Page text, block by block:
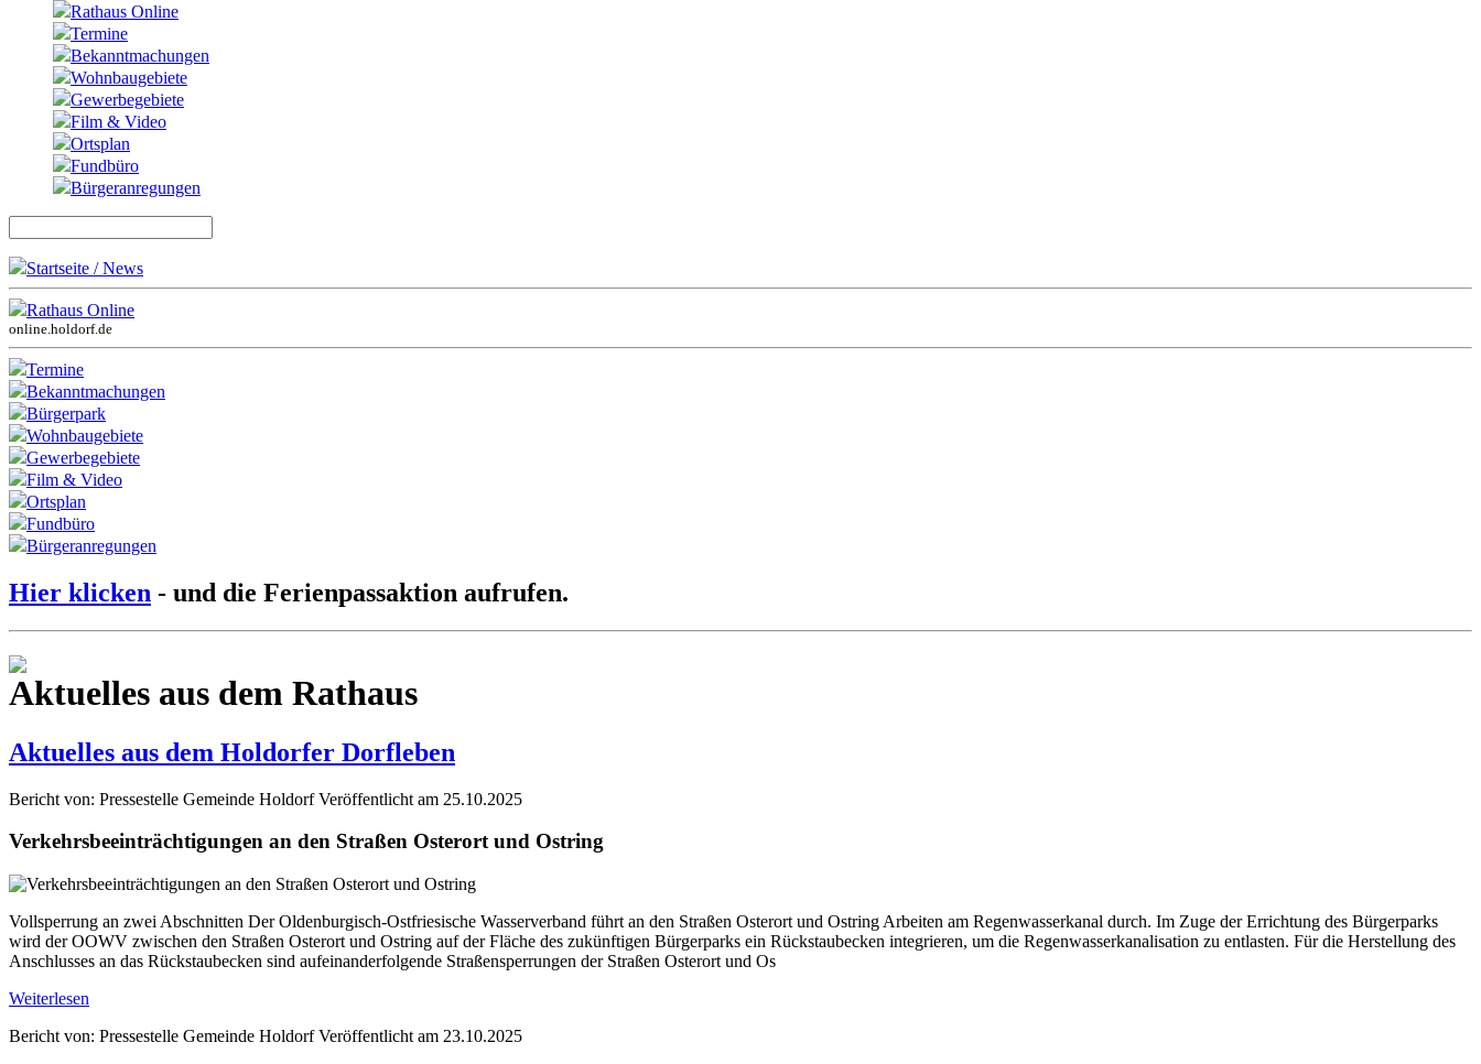
Rathaus Online
Termine
Bekanntmachungen
Wohnbaugebiete
Gewerbegebiete
Film & Video
Ortsplan
Fundbüro
Bürgeranregungen
Startseite / News
Rathaus Online
online.holdorf.de
Termine
Bekanntmachungen
Bürgerpark
Wohnbaugebiete
Gewerbegebiete
Film & Video
Ortsplan
Fundbüro
Bürgeranregungen
Hier klicken - und die Ferienpassaktion aufrufen.
Aktuelles aus dem Rathaus
Aktuelles aus dem Holdorfer Dorfleben
Bericht von: Pressestelle Gemeinde Holdorf Veröffentlicht am 25.10.2025
Verkehrsbeeinträchtigungen an den Straßen Osterort und Ostring
Vollsperrung an zwei Abschnitten Der Oldenburgisch-Ostfriesische Wasserverband führt an den Straßen Osterort und Ostring Arbeiten am Regenwasserkanal durch. Im Zuge der Errichtung des Bürgerparks
wird der OOWV zwischen den Straßen Osterort und Ostring auf der Fläche des zukünftigen Bürgerparks ein Rückstaubecken integrieren, um die Regenwasserkanalisation zu entlasten. Für die Herstellung des
Anschlusses an das Rückstaubecken sind aufeinanderfolgende Straßensperrungen der Straßen Osterort und Os
Weiterlesen
Bericht von: Pressestelle Gemeinde Holdorf Veröffentlicht am 23.10.2025